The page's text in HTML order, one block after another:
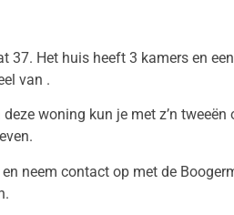
37. Het huis heeft 3 kamers en een
van .
woning kun je met z’n tweeën
neem contact op met de